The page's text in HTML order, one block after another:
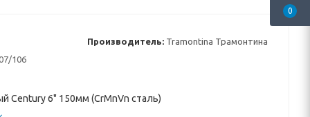
Производитель: Tramontina Трамонтина
106
Century 6" 150мм (CrMnVn сталь)
0